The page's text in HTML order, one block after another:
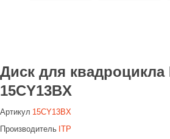
Диск для квадроцикла
15CY13BX
Артикул 15CY13BX
Производитель ITP